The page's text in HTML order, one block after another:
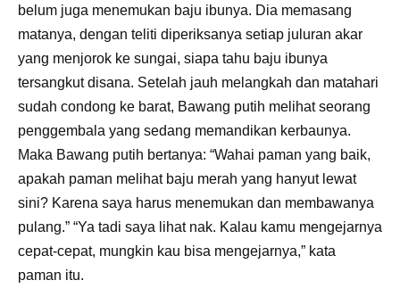
belum juga menemukan baju ibunya. Dia memasang
matanya, dengan teliti diperiksanya setiap juluran akar
yang menjorok ke sungai, siapa tahu baju ibunya
tersangkut disana. Setelah jauh melangkah dan matahari
sudah condong ke barat, Bawang putih melihat seorang
penggembala yang sedang memandikan kerbaunya.
Maka Bawang putih bertanya: “Wahai paman yang baik,
apakah paman melihat baju merah yang hanyut lewat
sini? Karena saya harus menemukan dan membawanya
pulang.” “Ya tadi saya lihat nak. Kalau kamu mengejarnya
cepat-cepat, mungkin kau bisa mengejarnya,” kata
paman itu.